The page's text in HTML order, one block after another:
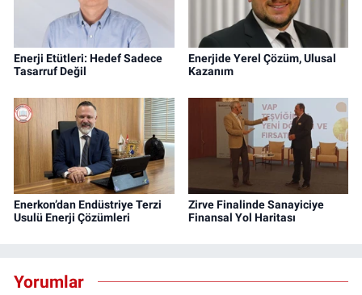
Enerji Etütleri: Hedef Sadece
Tasarruf Değil
Enerjide Yerel Çözüm, Ulusal
Kazanım
Enerkon’dan Endüstriye Terzi
Usulü Enerji Çözümleri
Zirve Finalinde Sanayiciye
Finansal Yol Haritası
Yorumlar